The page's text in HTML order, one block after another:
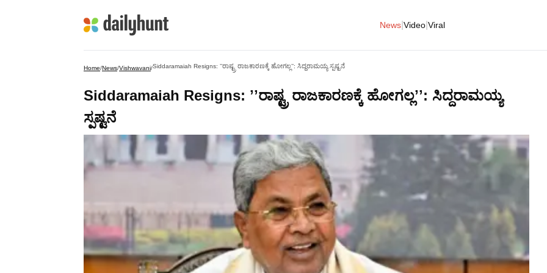
News Video Viral
Home/News/Vishwavani/Siddaramaiah Resigns: ʼʼರಾಷ್ಟ್ರ ರಾಜಕಾರಣಕ್ಕೆ ಹೋಗಲ್ಲʼʼ: ಸಿದ್ದರಾಮಯ್ಯ ಸ್ಪಷ್ಟನೆ
Siddaramaiah Resigns: ʼʼರಾಷ್ಟ್ರ ರಾಜಕಾರಣಕ್ಕೆ ಹೋಗಲ್ಲʼʼ: ಸಿದ್ದರಾಮಯ್ಯ
ಸ್ಪಷ್ಟನೆ